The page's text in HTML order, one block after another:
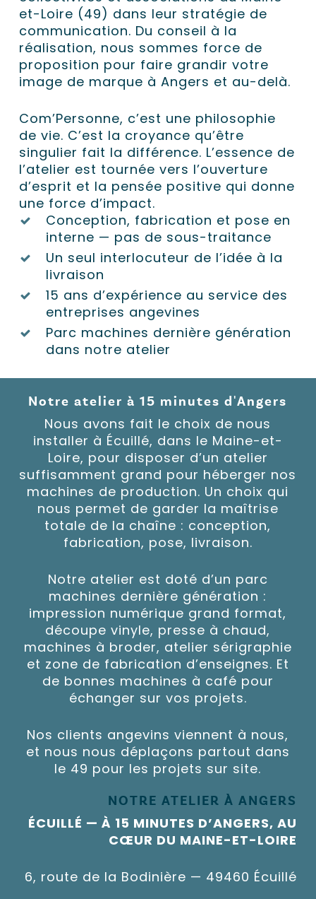
et-Loire (49) dans leur stratégie de
communication. Du conseil à la
réalisation, nous sommes force de
proposition pour faire grandir votre
image de marque à Angers et au-delà.
Com’Personne, c’est une philosophie
de vie. C’est la croyance qu’être
singulier fait la différence. L’essence de
l’atelier est tournée vers l’ouverture
d’esprit et la pensée positive qui donne
une force d’impact.
Conception, fabrication et pose en
interne — pas de sous-traitance
Un seul interlocuteur de l’idée à la
livraison
15 ans d’expérience au service des
entreprises angevines
Parc machines dernière génération
dans notre atelier
Notre atelier à 15 minutes d'Angers
Nous avons fait le choix de nous
installer à Écuillé, dans le Maine-et-
Loire, pour disposer d’un atelier
suffisamment grand pour héberger nos
machines de production. Un choix qui
nous permet de garder la maîtrise
totale de la chaîne : conception,
fabrication, pose, livraison.
Notre atelier est doté d’un parc
machines dernière génération :
impression numérique grand format,
découpe vinyle, presse à chaud,
machines à broder, atelier sérigraphie
et zone de fabrication d’enseignes. Et
de bonnes machines à café pour
échanger sur vos projets.
Nos clients angevins viennent à nous,
et nous nous déplaçons partout dans
le 49 pour les projets sur site.
NOTRE ATELIER À ANGERS
ÉCUILLÉ — À 15 MINUTES D’ANGERS, AU
CŒUR DU MAINE-ET-LOIRE
6, route de la Bodinière — 49460 Écuillé